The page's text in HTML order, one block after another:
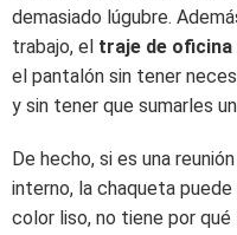
demasiado lúgubre.
trabajo, el traje de oficina
el pantalón sin tener
y sin tener que sumarles
De hecho, si es una
interno, la chaqueta
color liso, no tiene por qué